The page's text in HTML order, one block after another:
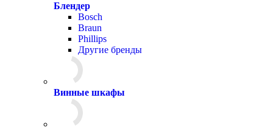
Блендер
Bosch
Braun
Phillips
Другие бренды
Винные шкафы